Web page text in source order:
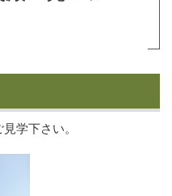
学下さい。